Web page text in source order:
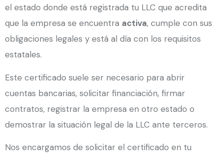
el estado donde está registrada tu LLC que acredita
que la empresa se encuentra activa, cumple con sus
obligaciones legales y está al día con los requisitos
estatales.
Este certificado suele ser necesario para abrir
cuentas bancarias, solicitar financiación, firmar
contratos, registrar la empresa en otro estado o
demostrar la situación legal de la LLC ante terceros.
Nos encargamos de solicitar el certificado en tu